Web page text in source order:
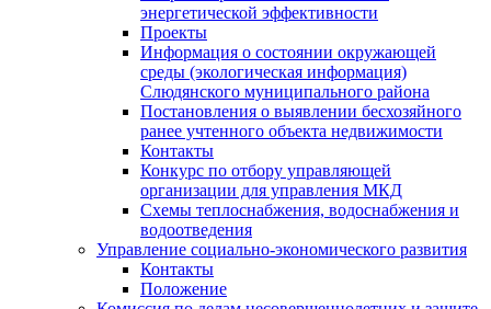
энергетической эффективности
Проекты
Информация о состоянии окружающей
среды (экологическая информация)
Слюдянского муниципального района
Постановления о выявлении бесхозяйного
ранее учтенного объекта недвижимости
Контакты
Конкурс по отбору управляющей
организации для управления МКД
Схемы теплоснабжения, водоснабжения и
водоотведения
Управление социально-экономического развития
Контакты
Положение